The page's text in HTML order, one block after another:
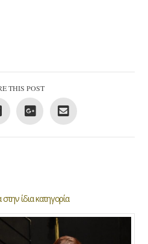
THIS POST
ίδια κατηγορία